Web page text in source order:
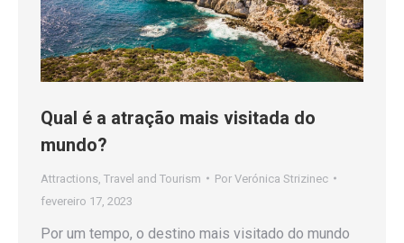
Qual é a atração mais visitada do
mundo?
Attractions Travel and Tourism Por Verónica Strizinec
fevereiro 17, 2023
Por um tempo, o destino mais visitado do mundo